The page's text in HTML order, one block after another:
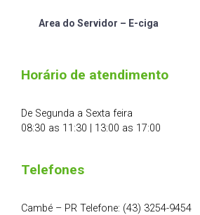
Area do Servidor – E-ciga
Horário de atendimento
De Segunda a Sexta feira
08:30 as 11:30 | 13:00 as 17:00
Telefones
Cambé – PR Telefone: (43) 3254-9454